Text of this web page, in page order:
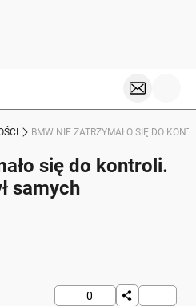
BMW NIE ZATRZYMAŁO SIĘ DO
się do kontroli.
samych
0